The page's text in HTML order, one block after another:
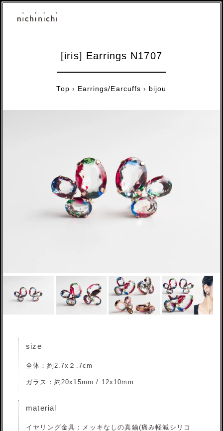
[iris] Earrings N1707
Top › Earrings/Earcuffs › bijou
size
全体：約2.7x２.7cm
ガラス：約20x15mm / 12x10mm
material
イヤリング金具：メッキなしの真鍮(痛み軽減シリコ